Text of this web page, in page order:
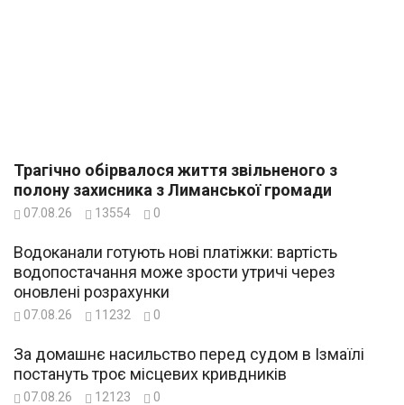
Трагічно обірвалося життя звільненого з
полону захисника з Лиманської громади
07.08.26 13554 0
Водоканали готують нові платіжки: вартість
водопостачання може зрости утричі через
оновлені розрахунки
07.08.26 11232 0
За домашнє насильство перед судом в Ізмаїлі
постануть троє місцевих кривдників
07.08.26 12123 0